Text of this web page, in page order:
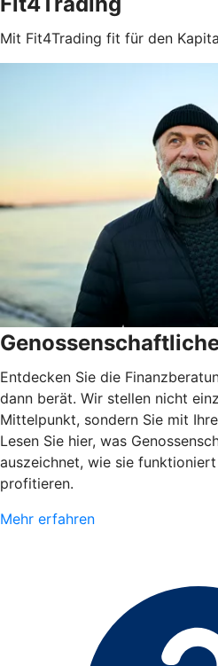
Mit Fit4Trading fit für den
Entdecken Sie die
dann berät. Wir stellen nicht
Mittelpunkt, sondern Sie mit
Lesen Sie hier, was
auszeichnet, wie sie
profitieren.
Mehr erfahren